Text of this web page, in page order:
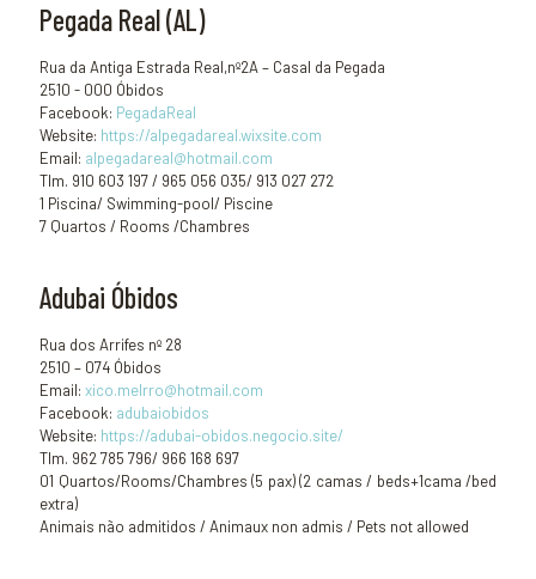
Pegada Real (AL)
Rua da Antiga Estrada Real,nº2A – Casal da Pegada
2510 - 000 Óbidos
Facebook: PegadaReal
Website: https://alpegadareal.wixsite.com
Email: alpegadareal@hotmail.com
Tlm. 910 603 197 / 965 056 035/ 913 027 272
1 Piscina/ Swimming-pool/ Piscine
7 Quartos / Rooms /Chambres
Adubai Óbidos
Rua dos Arrifes nº 28
2510 – 074 Óbidos
Email: xico.melrro@hotmail.com
Facebook: adubaiobidos
Website: https://adubai-obidos.negocio.site/
Tlm. 962 785 796/ 966 168 697
01 Quartos/Rooms/Chambres (5 pax) (2 camas / beds+1cama /bed
extra)
Animais não admitidos / Animaux non admis / Pets not allowed